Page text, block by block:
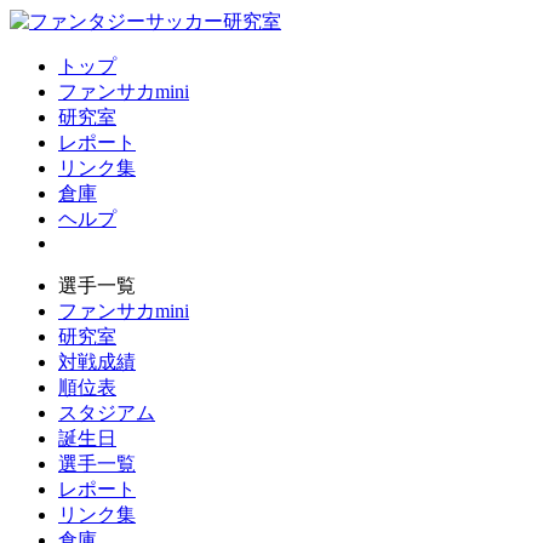
トップ
ファンサカmini
研究室
レポート
リンク集
倉庫
ヘルプ
選手一覧
ファンサカmini
研究室
対戦成績
順位表
スタジアム
誕生日
選手一覧
レポート
リンク集